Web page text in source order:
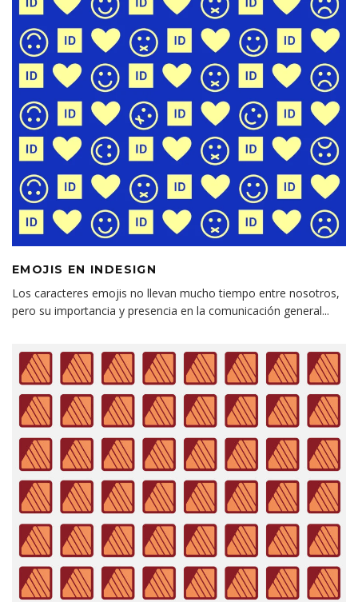
EMOJIS EN INDESIGN
Los caracteres emojis no llevan mucho tiempo entre nosotros,
pero su importancia y presencia en la comunicación general...